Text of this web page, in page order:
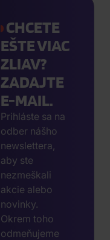
CHCETE
EŠTE VIAC
ZLIAV?
ZADAJTE
E-MAIL.
Prihláste sa na
odber nášho
newslettera,
aby ste
nezmeškali
akcie alebo
novinky.
Okrem toho
odmeňujeme